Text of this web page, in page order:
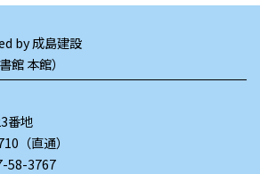
by 成島建設
館 本館）
番地
（直通）
58-3767